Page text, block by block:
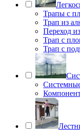
Трапы с
Трап из
Переход
Трап с
Трап с